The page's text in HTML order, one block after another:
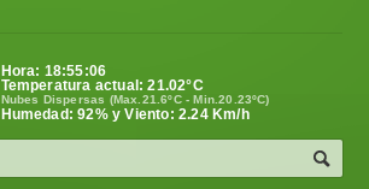
Hora: 18:55:07
Temperatura actual:21.02°C
Nubes Dispersas (Max.21.6ºC - Min.20.23ºC)
Humedad: 92% y Viento: 2.24 Km/h